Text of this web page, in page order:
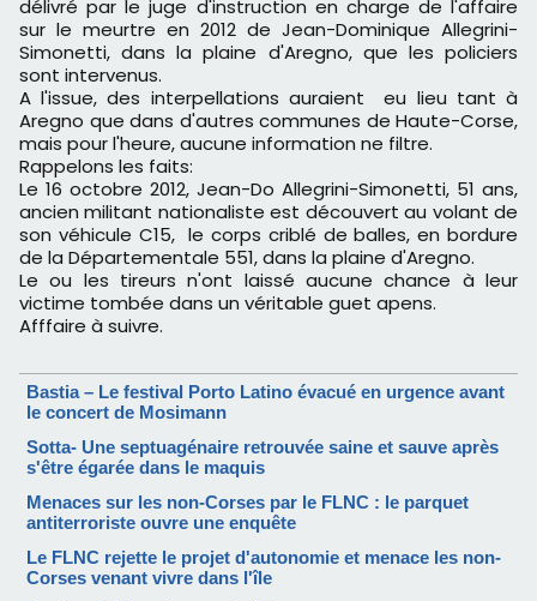
délivré par le juge d'instruction en charge de l'affaire
sur le meurtre en 2012 de Jean-Dominique Allegrini-
Simonetti, dans la plaine d'Aregno, que les policiers
sont intervenus.
A l'issue, des interpellations auraient eu lieu tant à
Aregno que dans d'autres communes de Haute-Corse,
mais pour l'heure, aucune information ne filtre.
Rappelons les faits:
Le 16 octobre 2012, Jean-Do Allegrini-Simonetti, 51 ans,
ancien militant nationaliste est découvert au volant de
son véhicule C15, le corps criblé de balles, en bordure
de la Départementale 551, dans la plaine d'Aregno.
Le ou les tireurs n'ont laissé aucune chance à leur
victime tombée dans un véritable guet apens.
Afffaire à suivre.
Bastia – Le festival Porto Latino évacué en urgence avant
le concert de Mosimann
Sotta- Une septuagénaire retrouvée saine et sauve après
s'être égarée dans le maquis
Menaces sur les non-Corses par le FLNC : le parquet
antiterroriste ouvre une enquête
Le FLNC rejette le projet d'autonomie et menace les non-
Corses venant vivre dans l'île